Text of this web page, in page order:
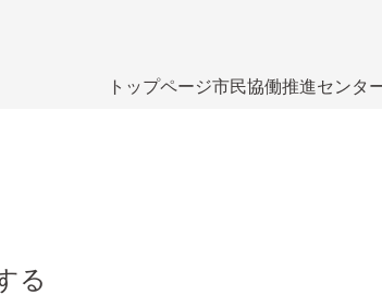
トップページ市民協働推進センタ
る